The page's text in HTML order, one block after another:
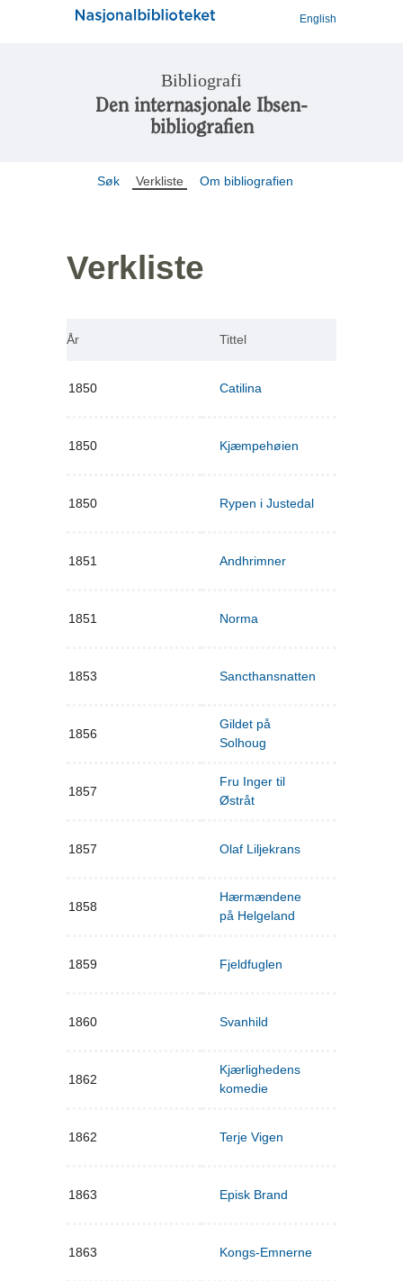
English
Bibliografi
Den internasjonale Ibsen-
bibliografien
Søk Verkliste Om bibliografien
Verkliste
År Tittel
1850 Catilina
1850 Kjæmpehøien
1850 Rypen i Justedal
1851 Andhrimner
1851 Norma
1853 Sancthansnatten
1856
Gildet på
Solhoug
1857
Fru Inger til
Østråt
1857 Olaf Liljekrans
1858
Hærmændene
på Helgeland
1859 Fjeldfuglen
1860 Svanhild
1862
Kjærlighedens
komedie
1862 Terje Vigen
1863 Episk Brand
1863 Kongs-Emnerne